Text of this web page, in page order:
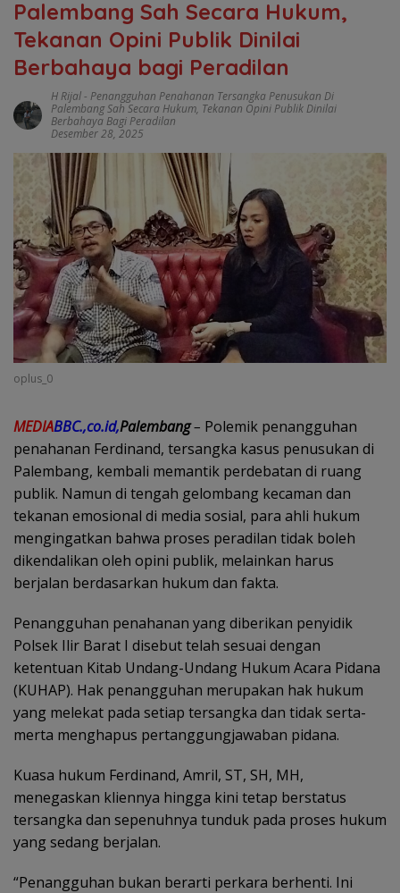
Palembang Sah Secara Hukum,
Tekanan Opini Publik Dinilai
Berbahaya bagi Peradilan
H Rijal- Penangguhan Penahanan Tersangka Penusukan Di
Palembang Sah Secara Hukum, Tekanan Opini Publik Dinilai
Berbahaya Bagi Peradilan
Desember 28, 2025
oplus_0
MEDIABBC.,co.id,Palembang– Polemik penangguhan
penahanan Ferdinand, tersangka kasus penusukan di
Palembang, kembali memantik perdebatan di ruang
publik. Namun di tengah gelombang kecaman dan
tekanan emosional di media sosial, para ahli hukum
mengingatkan bahwa proses peradilan tidak boleh
dikendalikan oleh opini publik, melainkan harus
berjalan berdasarkan hukum dan fakta.
Penangguhan penahanan yang diberikan penyidik
Polsek Ilir Barat I disebut telah sesuai dengan
ketentuan Kitab Undang-Undang Hukum Acara Pidana
(KUHAP). Hak penangguhan merupakan hak hukum
yang melekat pada setiap tersangka dan tidak serta-
merta menghapus pertanggungjawaban pidana.
Kuasa hukum Ferdinand, Amril, ST, SH, MH,
menegaskan kliennya hingga kini tetap berstatus
tersangka dan sepenuhnya tunduk pada proses hukum
yang sedang berjalan.
“Penangguhan bukan berarti perkara berhenti. Ini